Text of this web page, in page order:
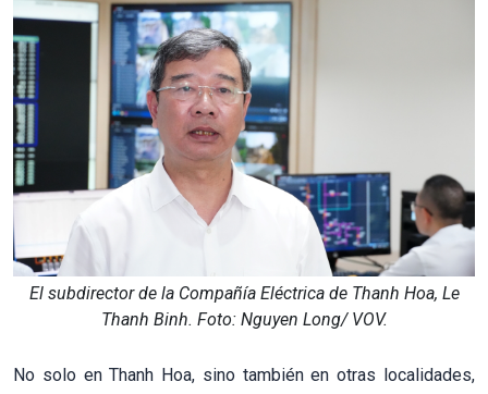
El subdirector de la Compañía Eléctrica de Thanh Hoa, Le
Thanh Binh. Foto: Nguyen Long/ VOV.
No solo en Thanh Hoa, sino también en otras localidades,